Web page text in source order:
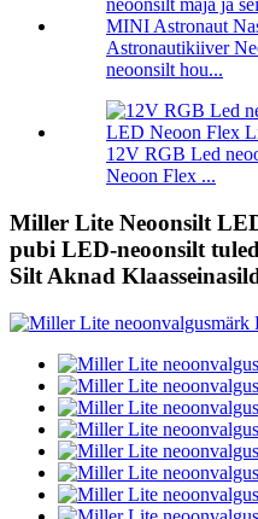
Astronautikiiver
neoonsilt hou...
12V RGB Led
Neoon Flex ...
Miller Lite Neoonsilt
pubi LED-neoonsilt
Silt Aknad